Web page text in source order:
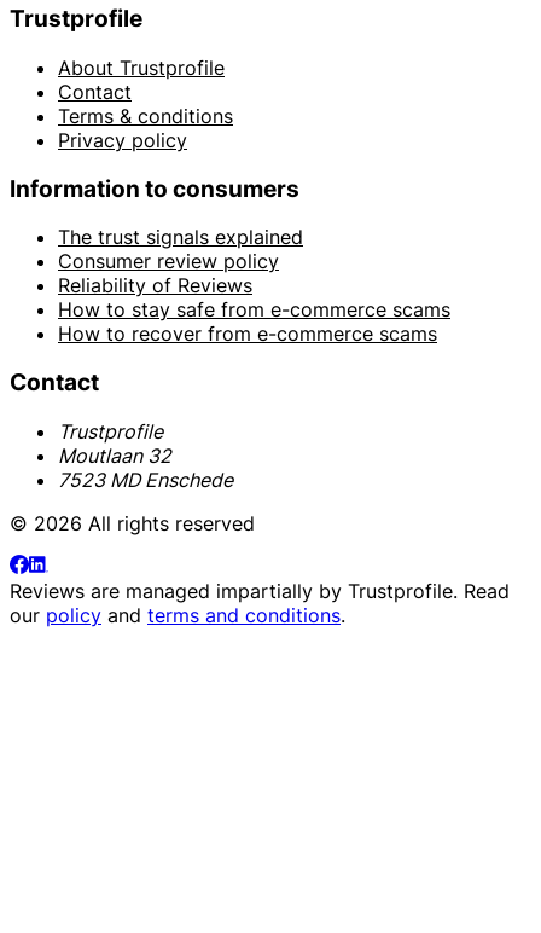
Trustprofile
About Trustprofile
Contact
Terms & conditions
Privacy policy
Information to consumers
The trust signals explained
Consumer review policy
Reliability of Reviews
How to stay safe from e-commerce scams
How to recover from e-commerce scams
Contact
Trustprofile
Moutlaan 32
7523 MD Enschede
© 2026 All rights reserved
Reviews are managed impartially by Trustprofile. Read
our policy and terms and conditions.